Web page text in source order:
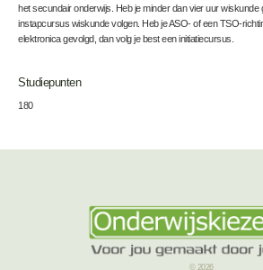
het secundair onderwijs. Heb je minder dan vier uur wiskunde
instapcursus wiskunde volgen. Heb je ASO- of een TSO-
elektronica gevolgd, dan volg je best een initiatiecursus.
Studiepunten
180
© 2026